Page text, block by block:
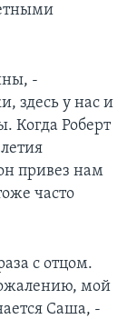
-
здесь у нас и
Когда Роберт
привез нам
часто
с отцом.
мой
Саша, -